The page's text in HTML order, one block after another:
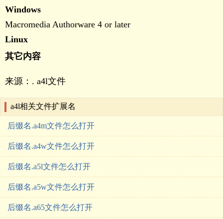
Windows
Macromedia Authorware 4 or later
Linux
其它内容
来源：. a4l文件
a4l相关文件扩展名
后缀名.a4m文件怎么打开
后缀名.a4w文件怎么打开
后缀名.a5l文件怎么打开
后缀名.a5w文件怎么打开
后缀名.a65文件怎么打开